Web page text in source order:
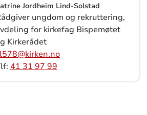
Jordheim Lind-Solstad
ungdom og rekruttering,
for kirkefag Bispemøtet
Kirkerådet
41 31 97 99